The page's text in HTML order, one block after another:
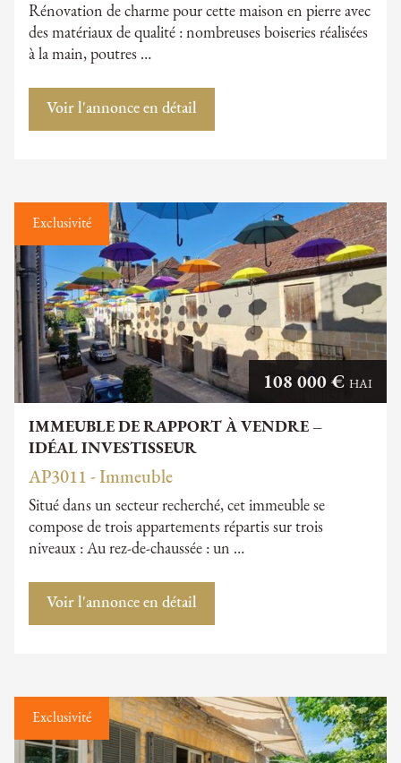
Rénovation de charme pour cette maison en pierre avec
des matériaux de qualité : nombreuses boiseries réalisées
à la main, poutres …
Voir l'annonce en détail
Exclusivité
IMMEUBLE DE RAPPORT À VENDRE –
IDÉAL INVESTISSEUR
108 000 € HAI
AP3011 - Immeuble
Situé dans un secteur recherché, cet immeuble se
compose de trois appartements répartis sur trois
niveaux : Au rez-de-chaussée : un …
Voir l'annonce en détail
Exclusivité